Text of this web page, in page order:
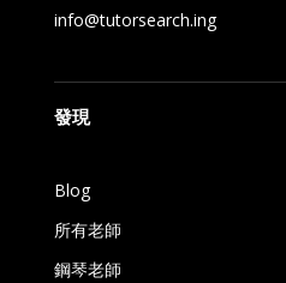
info@tutorsearch.ing
發現
Blog
所有老師
鋼琴老師